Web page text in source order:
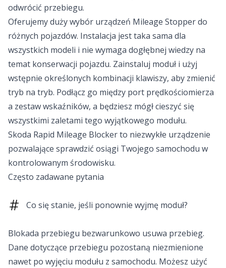
odwrócić przebiegu.
Oferujemy duży wybór urządzeń Mileage Stopper do
różnych pojazdów. Instalacja jest taka sama dla
wszystkich modeli i nie wymaga dogłębnej wiedzy na
temat konserwacji pojazdu. Zainstaluj moduł i użyj
wstępnie określonych kombinacji klawiszy, aby zmienić
tryb na tryb. Podłącz go między port prędkościomierza
a zestaw wskaźników, a będziesz mógł cieszyć się
wszystkimi zaletami tego wyjątkowego modułu.
Skoda Rapid Mileage Blocker to niezwykłe urządzenie
pozwalające sprawdzić osiągi Twojego samochodu w
kontrolowanym środowisku.
Często zadawane pytania
Co się stanie, jeśli ponownie wyjmę moduł?
Blokada przebiegu bezwarunkowo usuwa przebieg.
Dane dotyczące przebiegu pozostaną niezmienione
nawet po wyjęciu modułu z samochodu. Możesz użyć